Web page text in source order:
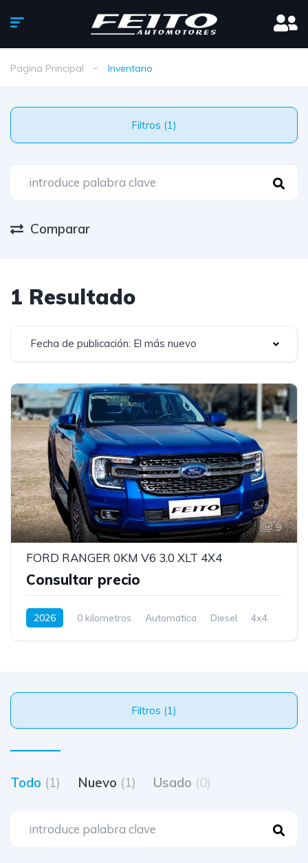
Pagina Principal Inventario
Filtros (1)
Comparar
1 Resultado
Fecha de publicación: El más nuevo
9
FORD RANGER 0KM V6 3.0 XLT 4X4
Consultar precio
2026 0 kilometros Automatica Diesel 4x4
Filtros (1)
Todo (1) Nuevo (1) Usado (0)